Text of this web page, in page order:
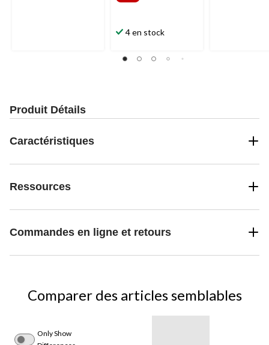
4 en stock
Produit Détails
Caractéristiques
Ressources
Commandes en ligne et retours
Comparer des articles semblables
Only Show